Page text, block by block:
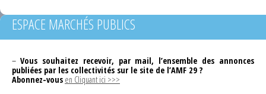
ESPACE MARCHÉS PUBLICS
– Vous souhaitez recevoir, par mail, l’ensemble des annonces
publiées par les collectivités sur le site de l’AMF 29 ?
Abonnez-vous en Cliquant ici >>>